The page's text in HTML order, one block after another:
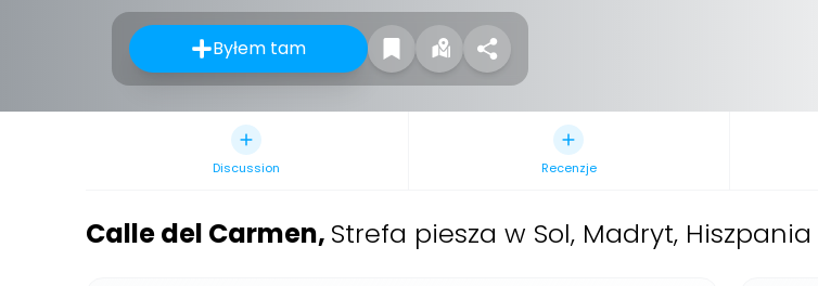
Byłem tam
Discussion Recenzje
Calle del Carmen, Strefa piesza w Sol, Madryt, Hiszpania